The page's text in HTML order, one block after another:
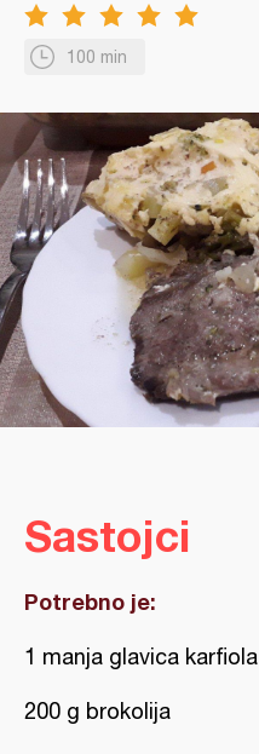
100 min
Sastojci
Potrebno je:
1 manja glavica karfiola
200 g brokolija